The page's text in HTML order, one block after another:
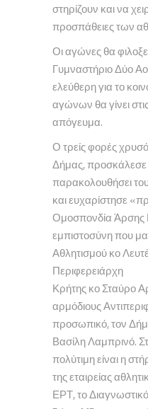
στηρίζουν και να
προσπάθειες των
Οι αγώνες θα
Γυμναστήριο Δύο
ελεύθερη για το
αγώνων θα γίνει
απόγευμα.
Ο τρείς φορές
Δήμας, προσκάλεσε
παρακολουθήσει
και ευχαρίστησε
Ομοσπονδία Άρσης
εμπιστοσύνη που
Αθλητισμού κο
Περιφερειάρχη
Κρήτης κο Σταύρο
αρμόδιους
προσωπικό, τον
Βασίλη Λαμπρινό.
πολύτιμη είναι η
της εταιρείας
ΕΡΤ, το